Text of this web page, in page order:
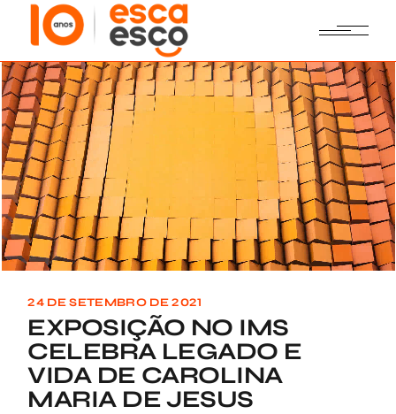
content
24 DE SETEMBRO DE 2021
EXPOSIÇÃO NO IMS
CELEBRA LEGADO E
VIDA DE CAROLINA
MARIA DE JESUS